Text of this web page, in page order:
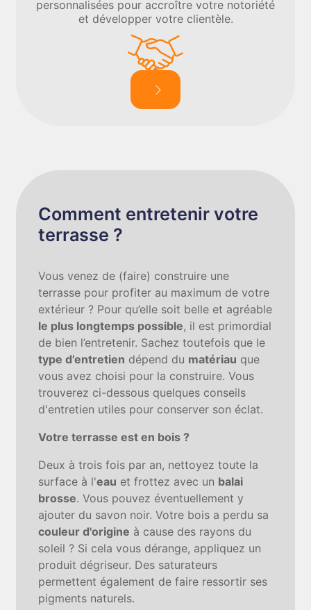
personnalisées pour accroître votre notoriété
et développer votre clientèle.
Comment entretenir votre
terrasse ?
Vous venez de (faire) construire une
terrasse pour profiter au maximum de votre
extérieur ? Pour qu’elle soit belle et agréable
le plus longtemps possible, il est primordial
de bien l’entretenir. Sachez toutefois que le
type d’entretien dépend du matériau que
vous avez choisi pour la construire. Vous
trouverez ci-dessous quelques conseils
d'entretien utiles pour conserver son éclat.
Votre terrasse est en bois ?
Deux à trois fois par an, nettoyez toute la
surface à l'eau et frottez avec un balai
brosse. Vous pouvez éventuellement y
ajouter du savon noir. Votre bois a perdu sa
couleur d'origine à cause des rayons du
soleil ? Si cela vous dérange, appliquez un
produit dégriseur. Des saturateurs
permettent également de faire ressortir ses
pigments naturels.